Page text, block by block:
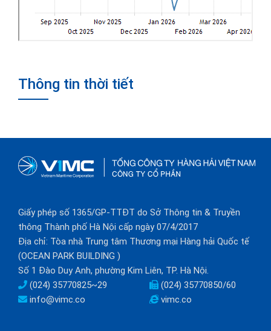
Thông tin thời tiết
Giấy phép số 1365/GP-TTĐT do Sở Thông tin & Truyền
thông Thành phố Hà Nội cấp ngày 07/4/2017
Địa chỉ: Tòa nhà Trung tâm Thương mại Hàng hải Quốc tế
(OCEAN PARK BUILDING )
Số 1 Đào Duy Anh, phường Kim Liên, TP. Hà Nội.
(024) 35770825~29
(024) 35770850/60
info@vimc.co
vimc.co